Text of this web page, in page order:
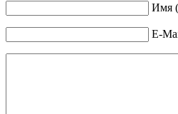
Имя
E-